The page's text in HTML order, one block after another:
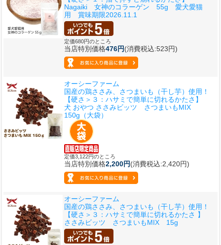
Nagaiki 女神のコラーゲン 55g 愛犬愛猫
用 賞味期限2026.11.1
定価680円のところ
当店特別価格476円(消費税込:523円)
オーシーファーム
国産の鶏ささみ、さつまいも（干し芋）使用！
【硬さ＞３：ハサミで簡単に切れるかたさ】
犬 おやつ ささみビッツ さつまいもMIX
150g（大袋）
定価3,122円のところ
当店特別価格2,200円(消費税込:2,420円)
オーシーファーム
国産の鶏ささみ、さつまいも（干し芋）使用！
【硬さ＞３：ハサミで簡単に切れるかたさ 】
ささみビッツ さつまいもMIX 15g